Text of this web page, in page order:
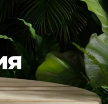
ТУРИЗМ
ВСЕ О КП